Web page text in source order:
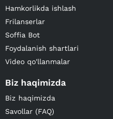
Hamkorlikda ishlash
Frilanserlar
Soffia Bot
Foydalanish shartlari
Video qo'llanmalar
Biz haqimizda
Biz haqimizda
Savollar (FAQ)